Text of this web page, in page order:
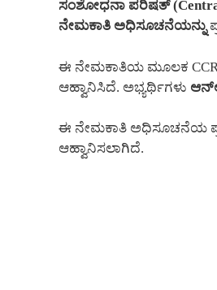
ಸಂಶೋಧನಾ ಪರಿಷತ್ (Central
ನೇಮಕಾತಿ ಅಧಿಸೂಚನೆಯನ್ನು
ಈ ನೇಮಕಾತಿಯ ಮೂಲಕ
ಆಹ್ವಾನಿಸಿದೆ. ಅಭ್ಯರ್ಥಿಗಳು
ಈ ನೇಮಕಾತಿ ಅಧಿಸೂಚನೆಯ
ಆಹ್ವಾನಿಸಲಾಗಿದೆ.